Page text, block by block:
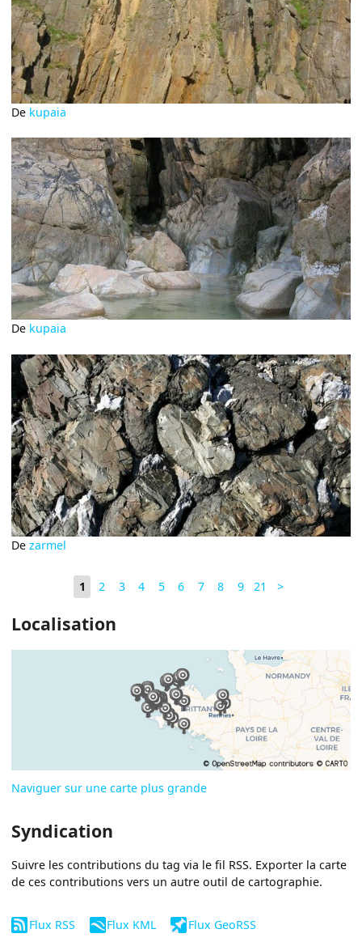
De kupaia
De kupaia
Dezarmel
1 2 3 4 5 6 7 8 9 21 >
Localisation
Naviguer sur une carte plus grande
Syndication
Suivre les contributions du tag via le fil RSS. Exporter la carte
de ces contributions vers un autre outil de cartographie.
Flux RSS Flux KML Flux GeoRSS